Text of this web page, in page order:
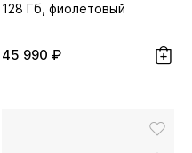
128 Гб, фиолетовый
45 990 ₽